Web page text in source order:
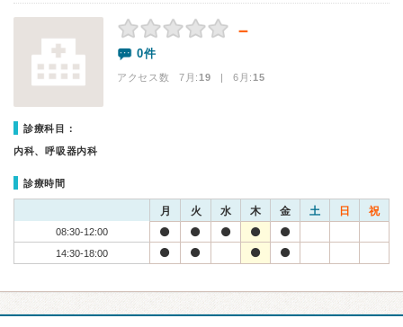
－
0件
アクセス数 7月:19 | 6月:15
診療科目：
内科、呼吸器内科
診療時間
月 火 水 木 金 土 日 祝
08:30-12:00
14:30-18:00